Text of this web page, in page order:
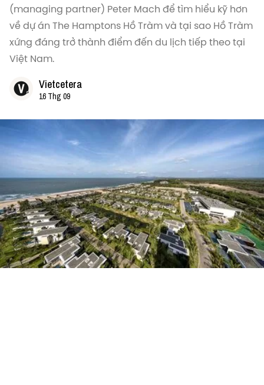
(managing partner) Peter Mach để tìm hiểu kỹ hơn
về dự án The Hamptons Hồ Tràm và tại sao Hồ Tràm
xứng đáng trở thành điểm đến du lịch tiếp theo tại
Việt Nam.
Vietcetera
16 Thg 09